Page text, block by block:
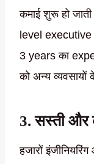
कमाई शुरू हो
level
3 years का
को अन्य
3. सस्ती और
हजारों